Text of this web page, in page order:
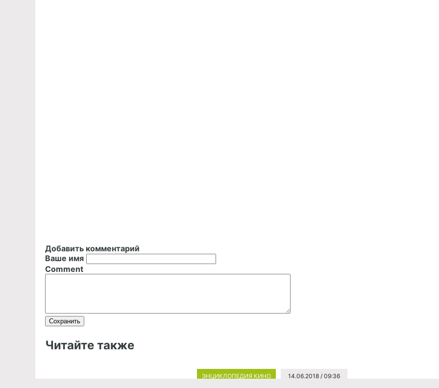
Добавить комментарий
Ваше имя
Comment
Читайте также
ЭНЦИКЛОПЕДИЯ КИНО 14.06.2018 / 09:36